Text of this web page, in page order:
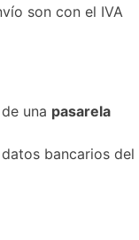
son con el IVA
una pasarela
bancarios del